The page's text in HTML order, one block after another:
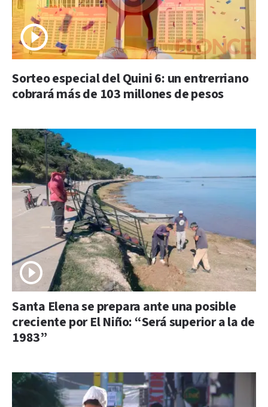
Sorteo especial del Quini 6: un entrerriano
cobrará más de 103 millones de pesos
Santa Elena se prepara ante una posible
creciente por El Niño: “Será superior a la de
1983”